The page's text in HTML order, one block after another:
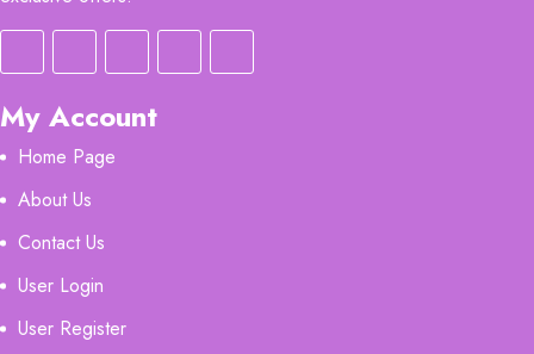
My Account
Home Page
About Us
Contact Us
User Login
User Register